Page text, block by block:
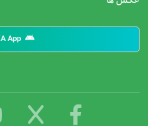
Download NEXA App